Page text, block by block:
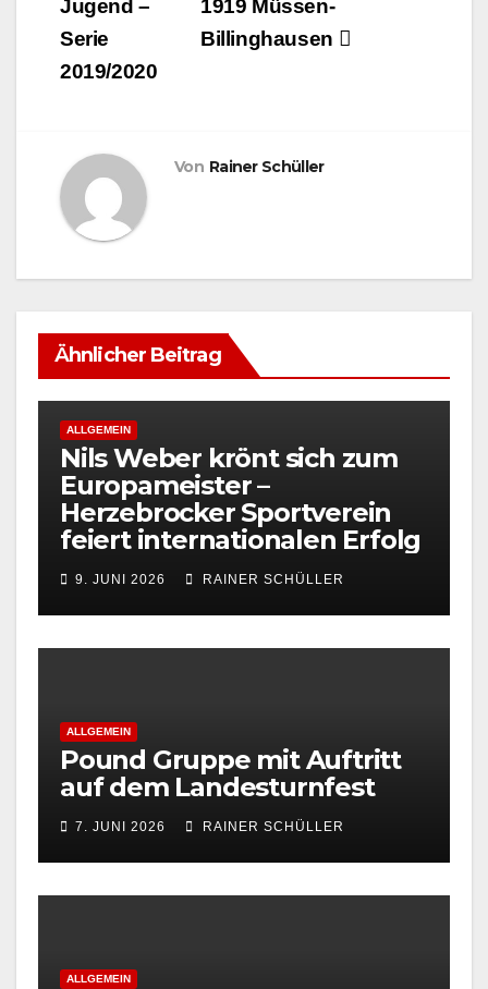
1919 Müssen-
Billinghausen
Jugend –
Serie
2019/2020
Von Rainer Schüller
Ähnlicher Beitrag
ALLGEMEIN
Nils Weber krönt sich zum
Europameister –
Herzebrocker Sportverein
feiert internationalen Erfolg
9. JUNI 2026 RAINER SCHÜLLER
ALLGEMEIN
Pound Gruppe mit Auftritt
auf dem Landesturnfest
7. JUNI 2026 RAINER SCHÜLLER
ALLGEMEIN